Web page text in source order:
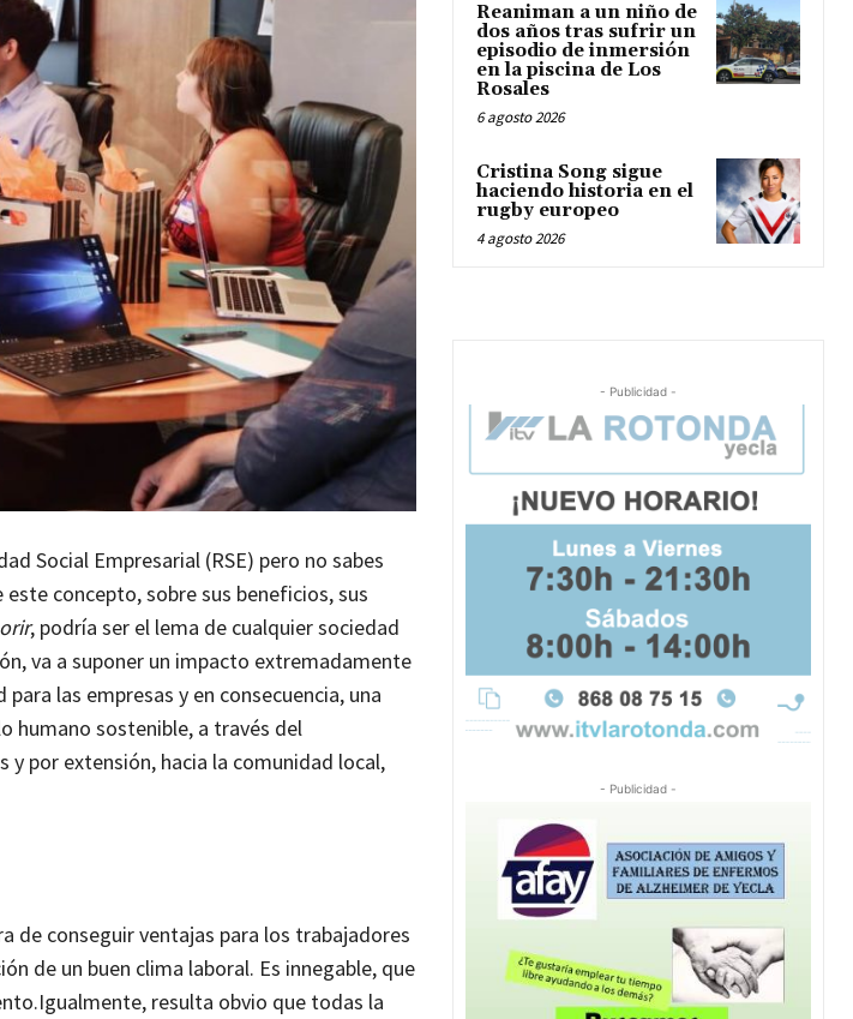
Social Empresarial (RSE) pero no sabes
concepto, sobre sus beneficios, sus
, podría ser el lema de cualquier sociedad
va a suponer un impacto extremadamente
las empresas y en consecuencia, una
humano sostenible, a través del
y por extensión, hacia la comunidad local,
de conseguir ventajas para los trabajadores
de un buen clima laboral. Es innegable, que
Igualmente, resulta obvio que todas la
Reaniman a un niño de
dos años tras sufrir un
episodio de inmersión
en la piscina de Los
Rosales
6 agosto 2026
Cristina Song sigue
haciendo historia en el
rugby europeo
4 agosto 2026
- Publicidad -
- Publicidad -